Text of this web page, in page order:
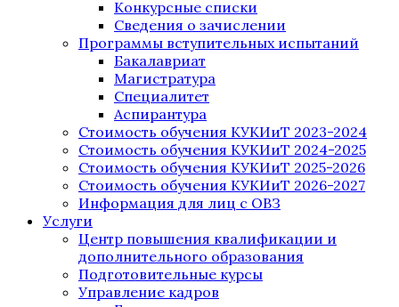
Конкурсные списки
Сведения о зачислении
Программы вступительных испытаний
Бакалавриат
Магистратура
Специалитет
Аспирантура
Стоимость обучения КУКИиТ 2023-2024
Стоимость обучения КУКИиТ 2024-2025
Стоимость обучения КУКИиТ 2025-2026
Стоимость обучения КУКИиТ 2026-2027
Информация для лиц с ОВЗ
Услуги
Центр повышения квалификации и
дополнительного образования
Подготовительные курсы
Управление кадров